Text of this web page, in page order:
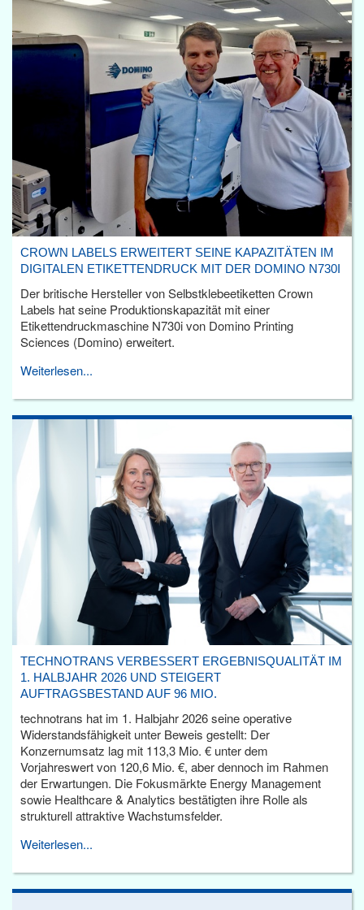
CROWN LABELS ERWEITERT SEINE KAPAZITÄTEN IM
DIGITALEN ETIKETTENDRUCK MIT DER DOMINO N730I
Der britische Hersteller von Selbstklebeetiketten Crown
Labels hat seine Produktionskapazität mit einer
Etikettendruckmaschine N730i von Domino Printing
Sciences (Domino) erweitert.
Weiterlesen...
TECHNOTRANS VERBESSERT ERGEBNISQUALITÄT IM
1. HALBJAHR 2026 UND STEIGERT
AUFTRAGSBESTAND AUF 96 MIO.
technotrans hat im 1. Halbjahr 2026 seine operative
Widerstandsfähigkeit unter Beweis gestellt: Der
Konzernumsatz lag mit 113,3 Mio. € unter dem
Vorjahreswert von 120,6 Mio. €, aber dennoch im Rahmen
der Erwartungen. Die Fokusmärkte Energy Management
sowie Healthcare & Analytics bestätigten ihre Rolle als
strukturell attraktive Wachstumsfelder.
Weiterlesen...